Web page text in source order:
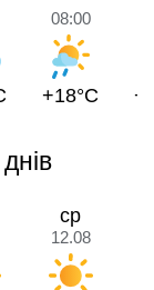
08:00
+18°C
ср
12.08